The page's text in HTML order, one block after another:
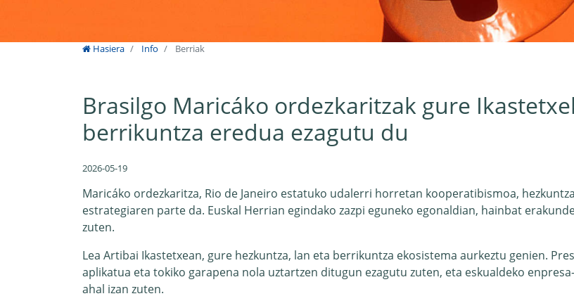
Hasiera Info Berriak
Brasilgo Maricáko ordezkaritzak gure
berrikuntza eredua ezagutu du
2026-05-19
Maricáko ordezkaritza, Rio de Janeiro estatuko udalerri horretan kooperatibismoa,
estrategiaren parte da. Euskal Herrian egindako zazpi eguneko egonaldian, hainbat
zuten.
Lea Artibai Ikastetxean, gure hezkuntza, lan eta berrikuntza ekosistema aurkeztu genien.
aplikatua eta tokiko garapena nola uztartzen ditugun ezagutu zuten, eta eskualdeko
ahal izan zuten.